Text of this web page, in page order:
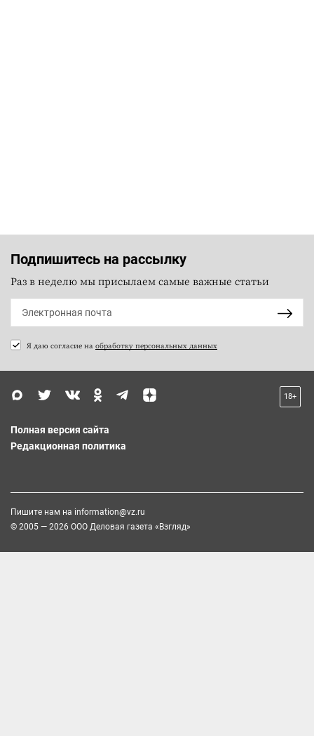
Подпишитесь на рассылку
Раз в неделю мы присылаем самые важные статьи
Я даю согласие на обработку персональных данных
18+
Полная версия сайта
Редакционная политика
Пишите нам на information@vz.ru
© 2005 — 2026 ООО Деловая газета «Взгляд»